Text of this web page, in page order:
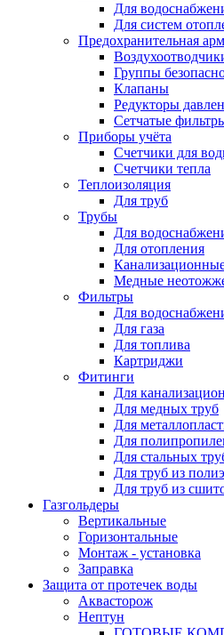
Для
Для систем
Предохранительная
Группы
Клапаны
Редукторы
Сетчатые
Приборы учёта
Счетчики для
Счетчики тепла
Теплоизоляция
Для труб
Трубы
Для
Для отопления
Медные
Фильтры
Для
Для газа
Для топлива
Картриджи
Фитинги
Для
Для медных труб
Для
Для
Для стальных
Для труб из
Для труб из
Газгольдеры
Вертикальные
Горизонтальные
Монтаж - установка
Заправка
Защита от протечек воды
Аквасторож
Нептун